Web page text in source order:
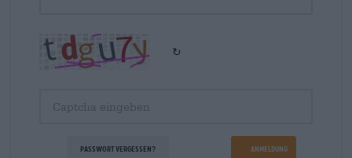
↻
Passwort vergessen? Anmeldung